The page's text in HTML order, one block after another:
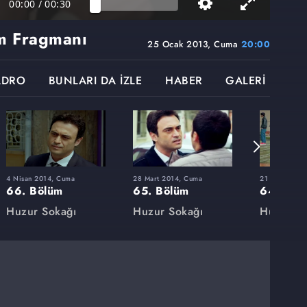
00:00 / 00:30
25 Ocak 2013, Cuma 20:00
Fragmanı
BUNLARI DA İZLE HABER GALERİ
4 Nisan 2014, Cuma
66. Bölüm
Huzur Sokağı
28 Mart 2014, Cuma
65. Bölüm
Huzur Sokağı
21 Mart 2014,
64.
Huzur